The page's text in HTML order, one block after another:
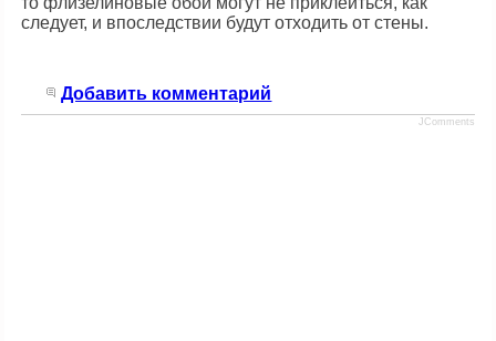
следует, и впоследствии будут отходить от стены.
Добавить комментарий
JComments